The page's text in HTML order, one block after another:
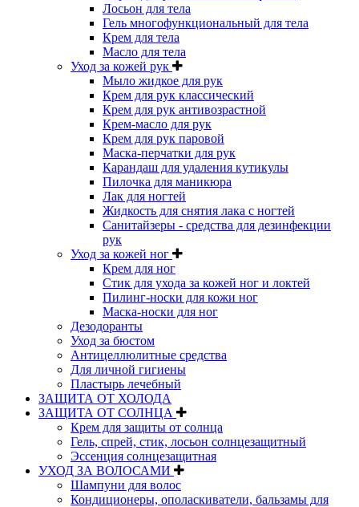
Лосьон для тела
Гель многофункциональный для тела
Крем для тела
Масло для тела
Уход за кожей рук
Мыло жидкое для рук
Крем для рук классический
Крем для рук антивозрастной
Крем-масло для рук
Крем для рук паровой
Маска-перчатки для рук
Карандаш для удаления кутикулы
Пилочка для маникюра
Лак для ногтей
Жидкость для снятия лака с ногтей
Санитайзеры - средства для дезинфекции
рук
Уход за кожей ног
Крем для ног
Стик для ухода за кожей ног и локтей
Пилинг-носки для кожи ног
Маска-носки для ног
Дезодоранты
Уход за бюстом
Антицеллюлитные средства
Для личной гигиены
Пластырь лечебный
ЗАЩИТА ОТ ХОЛОДА
ЗАЩИТА ОТ СОЛНЦА
Крем для защиты от солнца
Гель, спрей, стик, лосьон солнцезащитный
Эссенция солнцезащитная
УХОД ЗА ВОЛОСАМИ
Шампуни для волос
Кондиционеры, ополаскиватели, бальзамы для